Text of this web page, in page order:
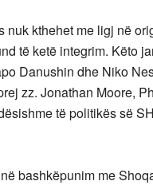
nuk kthehet me ligj në
të ketë integrim. Këto
Danushin dhe Niko
zz. Jonathan Moore,
të politikës së
bashkëpunim me